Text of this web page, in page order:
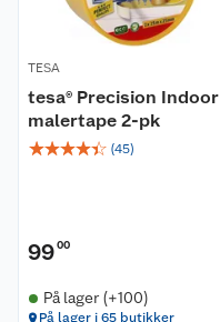
TESA
tesa® Precision Indoor
malertape 2-pk
☆☆☆☆☆ (45)
9900
På lager (+100)
På lager i 65 butikker